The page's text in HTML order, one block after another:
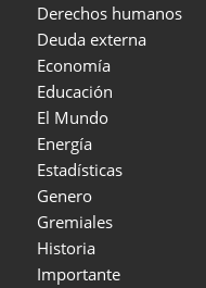
Derechos humanos
Deuda externa
Economía
Educación
El Mundo
Energía
Estadísticas
Genero
Gremiales
Historia
Importante